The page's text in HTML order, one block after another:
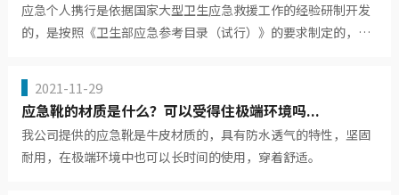
应急个人携行是依据国家大型卫生应急救援工作的经验研制开发
的，是按照《卫生部应急参考目录（试行）》的要求制定的，简
2021-11-29
应急靴的材质是什么？可以受得住极端环境吗...
我公司提供的应急靴是牛皮材质的，具有防水透气的特性，坚固
耐用，在极端环境中也可以长时间的使用，穿着舒适。